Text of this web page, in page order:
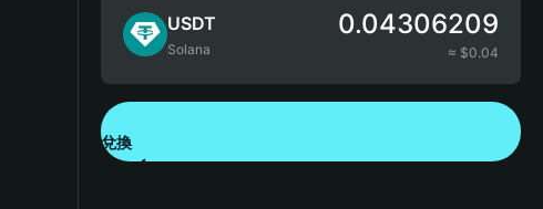
USDT
Solana
0.04306209
≈ $0.04
兌換